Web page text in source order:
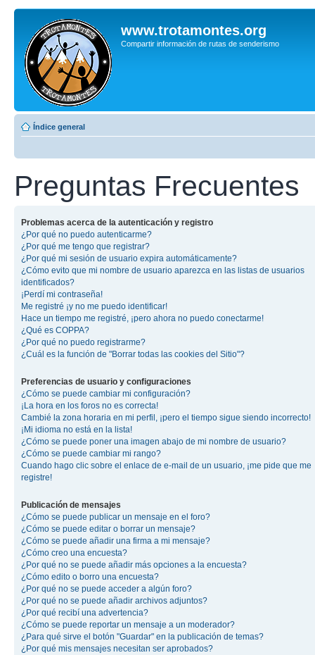
www.trotamontes.org
Compartir información de rutas de senderismo
Índice general
Preguntas Frecuentes
Problemas acerca de la autenticación y registro
¿Por qué no puedo autenticarme?
¿Por qué me tengo que registrar?
¿Por qué mi sesión de usuario expira automáticamente?
¿Cómo evito que mi nombre de usuario aparezca en las listas de usuarios
identificados?
¡Perdí mi contraseña!
Me registré ¡y no me puedo identificar!
Hace un tiempo me registré, ¡pero ahora no puedo conectarme!
¿Qué es COPPA?
¿Por qué no puedo registrarme?
¿Cuál es la función de "Borrar todas las cookies del Sitio"?
Preferencias de usuario y configuraciones
¿Cómo se puede cambiar mi configuración?
¡La hora en los foros no es correcta!
Cambié la zona horaria en mi perfil, ¡pero el tiempo sigue siendo incorrecto!
¡Mi idioma no está en la lista!
¿Cómo se puede poner una imagen abajo de mi nombre de usuario?
¿Cómo se puede cambiar mi rango?
Cuando hago clic sobre el enlace de e-mail de un usuario, ¡me pide que me
registre!
Publicación de mensajes
¿Cómo se puede publicar un mensaje en el foro?
¿Cómo se puede editar o borrar un mensaje?
¿Cómo se puede añadir una firma a mi mensaje?
¿Cómo creo una encuesta?
¿Por qué no se puede añadir más opciones a la encuesta?
¿Cómo edito o borro una encuesta?
¿Por qué no se puede acceder a algún foro?
¿Por qué no se puede añadir archivos adjuntos?
¿Por qué recibí una advertencia?
¿Cómo se puede reportar un mensaje a un moderador?
¿Para qué sirve el botón "Guardar" en la publicación de temas?
¿Por qué mis mensajes necesitan ser aprobados?